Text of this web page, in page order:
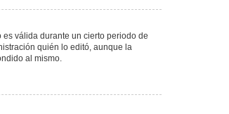
válida durante un cierto periodo de
quién lo editó, aunque la
al mismo.